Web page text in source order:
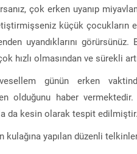
çok erken uyanıp
küçük çocukların
uyandıklarını
hızlı olmasından ve sürekli
günün erken
olduğunu haber
da kesin olarak tespit edilmiştir.
yapılan düzenli